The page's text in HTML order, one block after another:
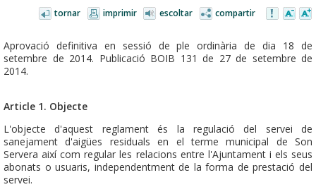
tornar imprimir escoltar compartir
Aprovació definitiva en sessió de ple ordinària de dia 18 de
setembre de 2014. Publicació BOIB 131 de 27 de setembre de
2014.
Article 1. Objecte
L'objecte d'aquest reglament és la regulació del servei de
sanejament d'aigües residuals en el terme municipal de Son
Servera així com regular les relacions entre l'Ajuntament i els seus
abonats o usuaris, independentment de la forma de prestació del
servei.